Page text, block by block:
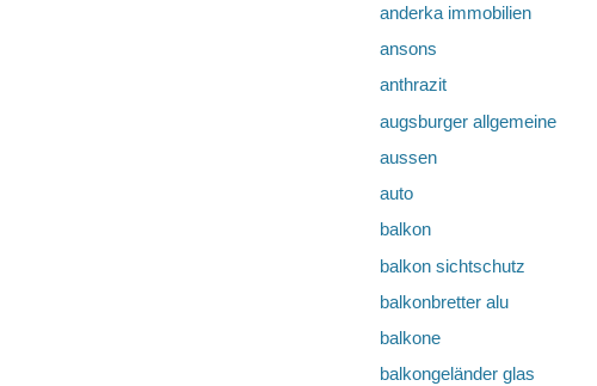
anderka immobilien
ansons
anthrazit
augsburger allgemeine
aussen
auto
balkon
balkon sichtschutz
balkonbretter alu
balkone
balkongeländer glas